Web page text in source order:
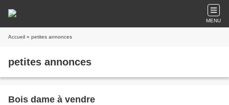
MENU
Accueil » petites annonces
petites annonces
Bois dame à vendre